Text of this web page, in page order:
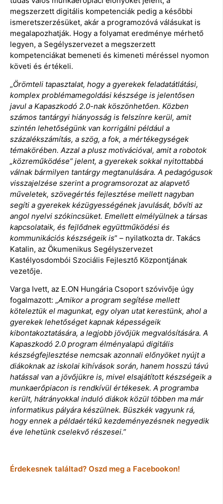
megszerzett digitális kompetenciák pedig a későbbi
ismeretszerzésüket, akár a programozóvá válásukat is
megalapozhatják. Hogy a folyamat eredménye mérhető
legyen, a Segélyszervezet a megszerzett
kompetenciákat bemeneti és kimeneti méréssel nyomon
követi és értékeli.
„Örömteli tapasztalat, hogy a gyerekek feladatátlátási,
komplex problémamegoldási készsége is jelentősen
javul a Kapaszkodó 2.0-nak köszönhetően. Közben
számos tantárgyi hiányosság is felszínre kerül, amit
szintén lehetőségünk van korrigálni például a
százalékszámítás, a szög, a fok, a mértékegységek
témakörében. Azzal a plusz motivációval, amit a robotok
„közreműködése” jelent, a gyerekek sokkal nyitottabbá
válnak bármilyen tantárgy megtanulására. A pedagógusok
visszajelzése szerint a programsorozat az alapvető
műveletek, szövegértés fejlesztése mellett nagyban
segíti a gyerekek kézügyességének javulását, bővíti az
angol nyelvi szókincsüket. Emellett elmélyülnek a társas
kapcsolataik, és fejlődnek együttműködési és
kommunikációs készségeik is” – nyilatkozta dr. Takács
Katalin, az Ökumenikus Segélyszervezet
Kastélyosdombói Szociális Fejlesztő Központjának
vezetője.
Varga Ivett, az E.ON Hungária Csoport szóvivője úgy
fogalmazott: „Amikor a program segítése mellett
köteleztük el magunkat, egy olyan utat kerestünk, ahol a
gyerekek lehetőséget kapnak képességeik
kibontakoztatására, a legjobb jövőjük megvalósítására. A
Kapaszkodó 2.0 program élményalapú digitális
készségfejlesztése nemcsak azonnali előnyöket nyújt a
diákoknak az iskolai kihívások során, hanem hosszú távú
hatással van a jövőjükre is, mivel elsajátított készségeik a
munkaerőpiacon is rendkívül értékesek. A programba
került, hátrányokkal induló diákok közül többen ma már
informatikus pályára készülnek. Büszkék vagyunk rá,
hogy ennek a példaértékű kezdeményezésnek negyedik
éve lehetünk cselekvő részesei.”
Érdekesnek találtad? Oszd meg a Facebookon!